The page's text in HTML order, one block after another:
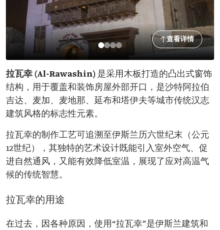
查看详情
拉瓦幸 (Al-Rawashin) 是采用木板打造的凸出式窗饰
结构，用于覆盖和装饰房屋外部开口，是沙特阿拉伯
吉达、麦加、麦地那、延布和塔伊夫等城市传统汉志
建筑风格的标志性元素。
拉瓦幸的制作工艺可追溯至伊斯兰历六世纪末（公元
12世纪），其独特的艺术设计既能引入室外空气、促
进自然通风，又能有效降低室温，展现了应对高温气
候的传统智慧。
拉瓦幸的用途
在过去，因各种原因，使用“拉瓦幸”是伊斯兰建筑和